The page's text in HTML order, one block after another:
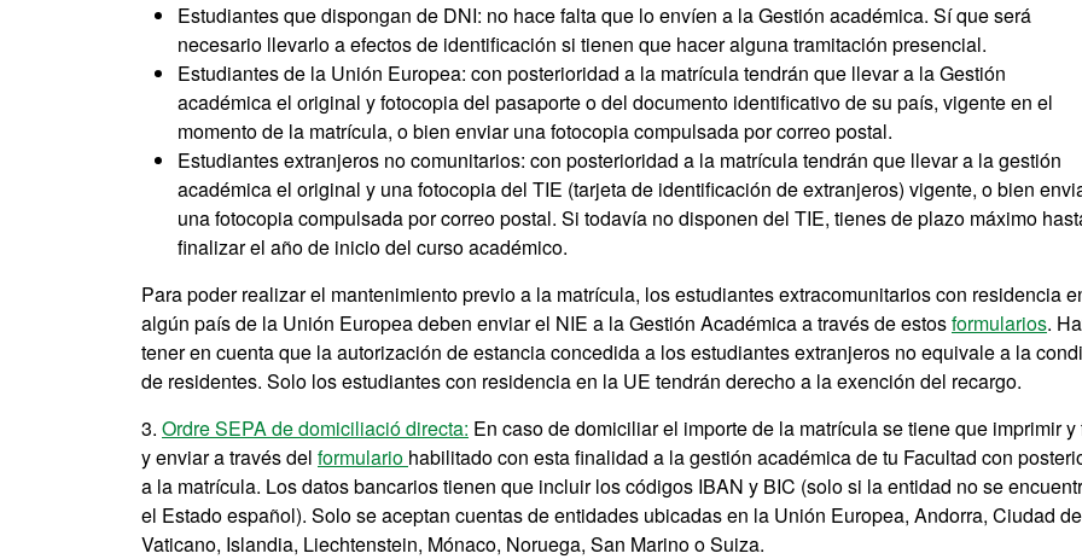
Estudiantes que dispongan de DNI: no hace falta que lo envíen a la Gestión académica. Sí que será
necesario llevarlo a efectos de identificación si tienen que hacer alguna tramitación presencial.
Estudiantes de la Unión Europea: con posterioridad a la matrícula tendrán que llevar a la Gestión
académica el original y fotocopia del pasaporte o del documento identificativo de su país, vigente en el
momento de la matrícula, o bien enviar una fotocopia compulsada por correo postal.
Estudiantes extranjeros no comunitarios: con posterioridad a la matrícula tendrán que llevar a la gestión
académica el original y una fotocopia del TIE (tarjeta de identificación de extranjeros) vigente, o bien
una fotocopia compulsada por correo postal. Si todavía no disponen del TIE, tienes de plazo máximo
finalizar el año de inicio del curso académico.
Para poder realizar el mantenimiento previo a la matrícula, los estudiantes extracomunitarios con residencia
algún país de la Unión Europea deben enviar el NIE a la Gestión Académica a través de estosformularios.
tener en cuenta que la autorización de estancia concedida a los estudiantes extranjeros no equivale a la
de residentes. Solo los estudiantes con residencia en la UE tendrán derecho a la exención del recargo.
3. Ordre SEPA de domiciliació directa: En caso de domiciliar el importe de la matrícula se tiene que imprimir y
y enviar a través del formulario habilitado con esta finalidad a la gestión académica de tu Facultad con
a la matrícula. Los datos bancarios tienen que incluir los códigos IBAN y BIC (solo si la entidad no se
el Estado español). Solo se aceptan cuentas de entidades ubicadas en la Unión Europea, Andorra, Ciudad
Vaticano, Islandia, Liechtenstein, Mónaco, Noruega, San Marino o Suiza.